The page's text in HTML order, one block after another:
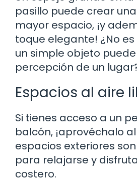
pasillo puede crear
mayor espacio, ¡y
toque elegante! ¿No
un simple objeto
percepción de un
Espacios al aire
Si tienes acceso a un
balcón, ¡aprovéchalo
espacios exteriores
para relajarse y
costero.